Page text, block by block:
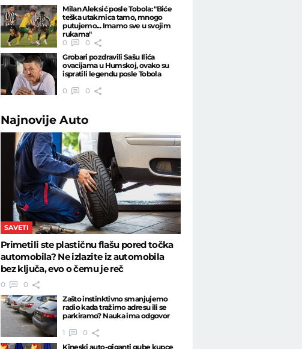
Milan Aleksić posle Tobola: "Biće
teška utakmica tamo, mnogo
putujemo... Imamo sve u svojim
rukama"
0
0
Grobari pozdravili Sašu Ilića
ovacijama u Humskoj, ovako su
ispratili legendu posle Tobola
0
0
NajnovijeAuto
SAVETI
Primetili ste plastičnu flašu pored točka
automobila? Ne izlazite iz automobila
bez ključa, evo o čemu je reč
0
0
Zašto instinktivno smanjujemo
radio kada tražimo adresu ili se
parkiramo? Nauka ima odgovor
1
0
Kineski auto-giganti gube kupce